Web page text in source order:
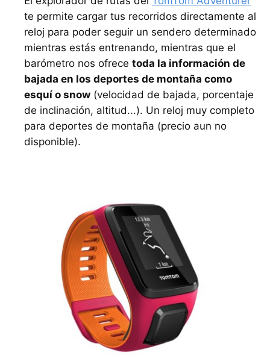
te permite cargar tus recorridos directamente al
reloj para poder seguir un sendero determinado
mientras estás entrenando, mientras que el
barómetro nos ofrece toda la información de
bajada en los deportes de montaña como
esquí o snow (velocidad de bajada, porcentaje
de inclinación, altitud...). Un reloj muy completo
para deportes de montaña (precio aun no
disponible).